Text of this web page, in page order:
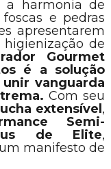
a harmonia de
e pedras
apresentarem
de
Gourmet
é a solução
vanguarda
Com seu
extensível,
Semi-
de Elite,
manifesto de